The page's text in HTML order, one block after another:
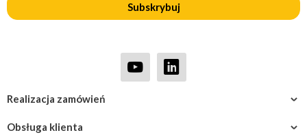
Obsługa klienta
Realizacja zamówień
Subskrybuj